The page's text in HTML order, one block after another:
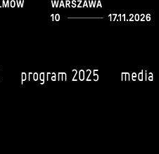
program 2025 media